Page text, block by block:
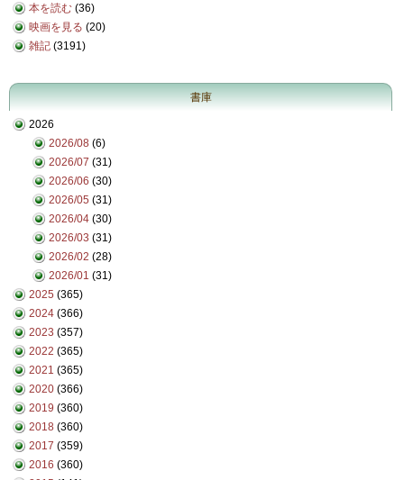
本を読む (36)
映画を見る (20)
雑記 (3191)
書庫
2026
2026/08 (6)
2026/07 (31)
2026/06 (30)
2026/05 (31)
2026/04 (30)
2026/03 (31)
2026/02 (28)
2026/01 (31)
2025 (365)
2024 (366)
2023 (357)
2022 (365)
2021 (365)
2020 (366)
2019 (360)
2018 (360)
2017 (359)
2016 (360)